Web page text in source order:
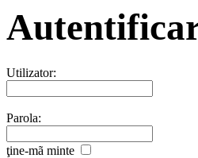
Utilizator:
Parola:
ţine-mã minte